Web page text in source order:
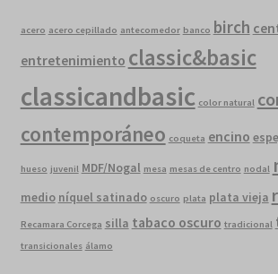
acero acero cepillado antecomedor banco birch
entretenimiento classic&basic
classicandbasic color natural
contemporáneo coqueta encino
hueso juvenil MDF/Nogal mesa mesas de centro nodal
medio níquel satinado oscuro plata plata vieja
Recamara Corcega silla tabaco oscuro tradicional
transicionales álamo